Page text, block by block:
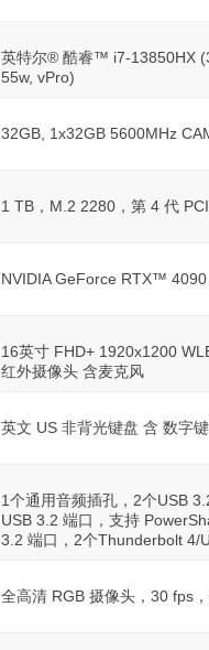
英特尔® 酷睿™ i7-13850HX
55w, vPro)
32GB, 1x32GB 5600MHz
1 TB，M.2 2280，第 4 代
NVIDIA GeForce RTX™
16英寸 FHD+ 1920x1200
红外摄像头 含麦克风
英文 US 非背光键盘 含 数字
1个通用音频插孔，2个USB
USB 3.2 端口，支持
3.2 端口，2个Thunderbolt 4/
全高清 RGB 摄像头，30 fps